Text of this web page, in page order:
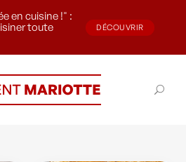
en cuisine !" :
toute
DÉCOUVRIR